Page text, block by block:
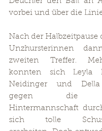
vorbei und über die
Nach der Halbzeitpause
Unzhursterinnen
zweiten Treffer.
konnten sich Leyla
Neidinger und Della
gegen die
Hintermannschaft
sich tolle